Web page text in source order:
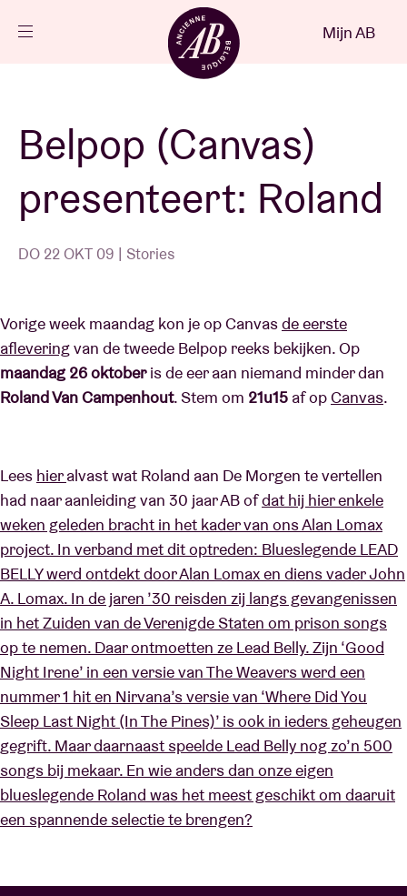
NL
Projecten
Nieuws
Bezoekersinfo
AB ❤ you
Zaalhuur
BRDCST
ABtv
Concertcheque
Over AB
Contact
Mijn AB
Belpop (Canvas)
presenteert: Roland
DO 22 OKT 09 | Stories
Vorige week maandag kon je op Canvasde eerste
afleveringvan de tweede Belpop reeks bekijken. Op
maandag 26 oktoberis de eer aan niemand minder dan
Roland Van Campenhout. Stem om 21u15 af opCanvas.
Lees hieralvast wat Roland aan De Morgen te vertellen
had naar aanleiding van 30 jaar AB ofdat hij hier enkele
weken geleden bracht in het kader van ons Alan Lomax
project. In verband met dit optreden: Blueslegende LEAD
BELLY werd ontdekt door Alan Lomax en diens vader John
A. Lomax. In de jaren ’30 reisden zij langs gevangenissen
in het Zuiden van de Verenigde Staten om prison songs
op te nemen. Daar ontmoetten ze Lead Belly. Zijn ‘Good
Night Irene’ in een versie van The Weavers werd een
nummer 1 hit en Nirvana’s versie van ‘Where Did You
Sleep Last Night (In The Pines)’ is ook in ieders geheugen
gegrift. Maar daarnaast speelde Lead Belly nog zo’n 500
songs bij mekaar. En wie anders dan onze eigen
blueslegende Roland was het meest geschikt om daaruit
een spannende selectie te brengen?